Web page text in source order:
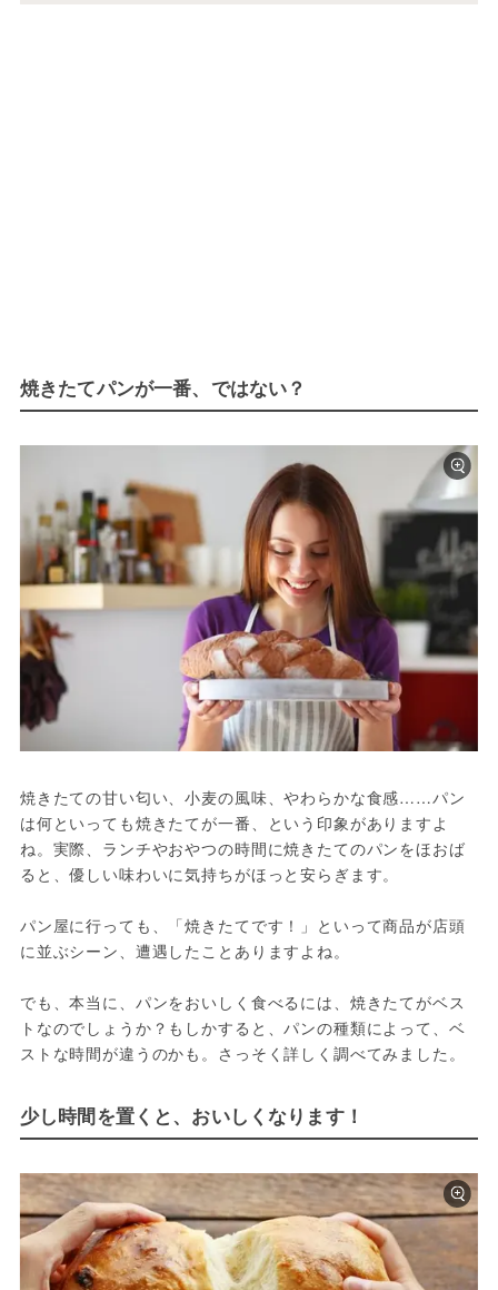
焼きたてパンが一番、ではない？
焼きたての甘い匂い、小麦の風味、やわらかな食感……パン
は何といっても焼きたてが一番、という印象がありますよ
ね。実際、ランチやおやつの時間に焼きたてのパンをほおば
ると、優しい味わいに気持ちがほっと安らぎます。
パン屋に行っても、「焼きたてです！」といって商品が店頭
に並ぶシーン、遭遇したことありますよね。
でも、本当に、パンをおいしく食べるには、焼きたてがベス
トなのでしょうか？もしかすると、パンの種類によって、ベ
ストな時間が違うのかも。さっそく詳しく調べてみました。
少し時間を置くと、おいしくなります！